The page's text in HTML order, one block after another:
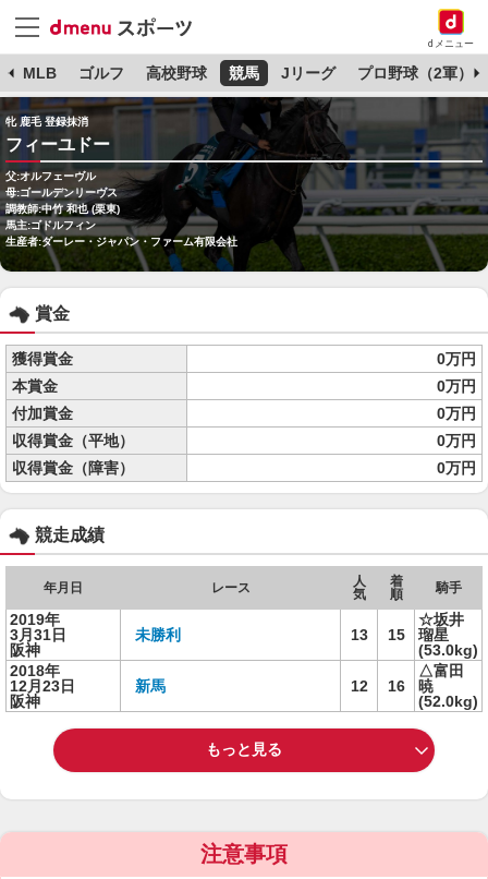
dメニュー
MLB ゴルフ 高校野球 競馬 Jリーグ プロ野球（2軍）
牝 鹿毛 登録抹消
フィーユドー
父:オルフェーヴル
母:ゴールデンリーヴス
調教師:中竹 和也 (栗東)
馬主:ゴドルフィン
生産者:ダーレー・ジャパン・ファーム有限会社
賞金
獲得賞金
0万円
本賞金
0万円
付加賞金
0万円
収得賞金（平地）
0万円
収得賞金（障害）
0万円
競走成績
年月日 レース
人
気
着
順
騎手
2019年
3月31日
阪神
未勝利 13 15
☆坂井
瑠星
(53.0kg)
2018年
12月23日
阪神
新馬 12 16
△富田
暁
(52.0kg)
もっと見る
注意事項